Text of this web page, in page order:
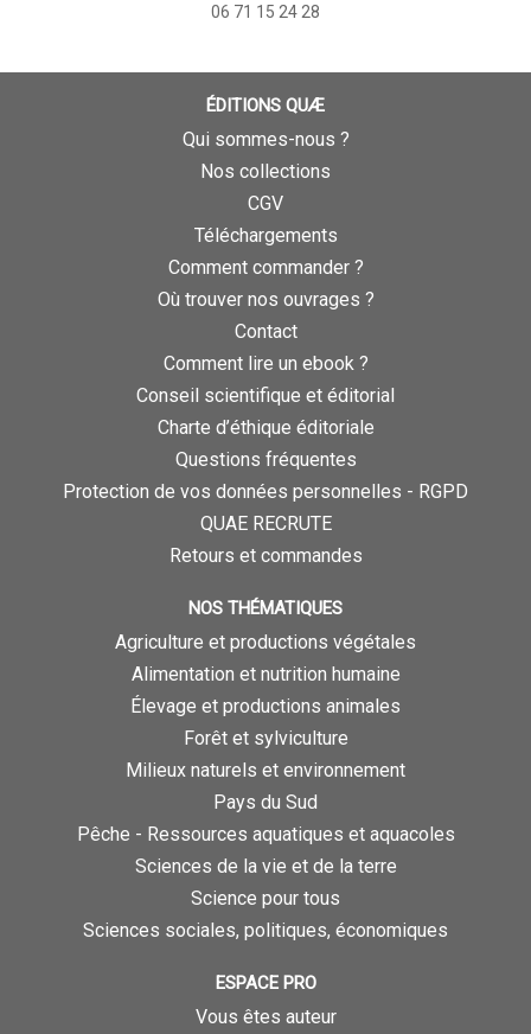
06 71 15 24 28
ÉDITIONS QUÆ
Qui sommes-nous ?
Nos collections
CGV
Téléchargements
Comment commander ?
Où trouver nos ouvrages ?
Contact
Comment lire un ebook ?
Conseil scientifique et éditorial
Charte d’éthique éditoriale
Questions fréquentes
Protection de vos données personnelles - RGPD
QUAE RECRUTE
Retours et commandes
NOS THÉMATIQUES
Agriculture et productions végétales
Alimentation et nutrition humaine
Élevage et productions animales
Forêt et sylviculture
Milieux naturels et environnement
Pays du Sud
Pêche - Ressources aquatiques et aquacoles
Sciences de la vie et de la terre
Science pour tous
Sciences sociales, politiques, économiques
ESPACE PRO
Vous êtes auteur